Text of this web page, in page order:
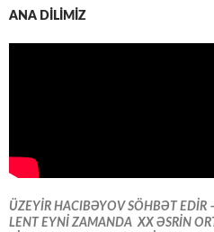
ANA DİLİMİZ
ÜZEYİR HACIBƏYOV SÖHBƏT EDİR
LENT EYNİ ZAMANDA XX ƏSRİN